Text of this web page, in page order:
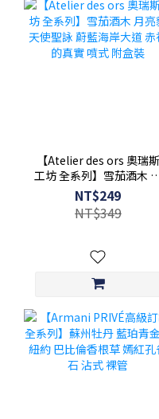
【Atelier des ors 奧瑞斯
工坊 全系列】雪茄酒木
亮貓 天使聖詠 蔚藍海岸大
道 赤裸的真實 噴式 附盒裝
NT$249
NT$349